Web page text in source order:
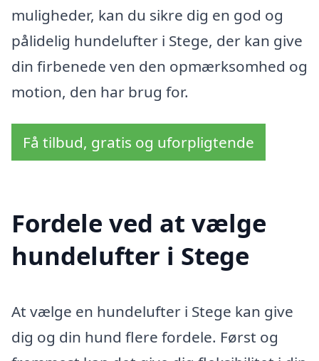
muligheder, kan du sikre dig en god og
pålidelig hundelufter i Stege, der kan give
din firbenede ven den opmærksomhed og
motion, den har brug for.
Få tilbud, gratis og uforpligtende
Fordele ved at vælge
hundelufter i Stege
At vælge en hundelufter i Stege kan give
dig og din hund flere fordele. Først og